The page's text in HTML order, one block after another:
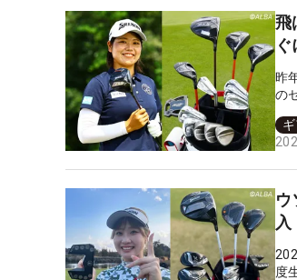
飛
昨
の
度